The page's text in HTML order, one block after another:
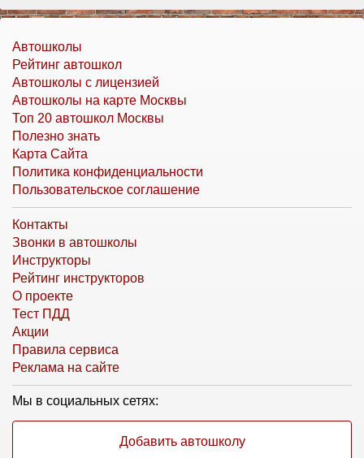
Автошколы
Рейтинг автошкол
Автошколы с лицензией
Автошколы на карте Москвы
Топ 20 автошкол Москвы
Полезно знать
Карта Сайта
Политика конфиденциальности
Пользовательское соглашение
Контакты
Звонки в автошколы
Инструкторы
Рейтинг инструкторов
О проекте
Тест ПДД
Акции
Правила сервиса
Реклама на сайте
Мы в социальных сетях:
Добавить автошколу